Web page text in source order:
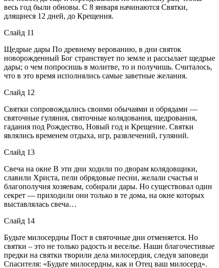
весь год были обновы. С 8 января начинаются Святки,
длящиеся 12 дней, до Крещения.
Слайд 11
Щедрые дары По древнему верованию, в дни святок
новорожденный Бог странствует по земле и рассылает щедрые
дары; о чем попросишь в молитве, то и получишь. Считалось,
что в это время исполнялись самые заветные желания.
Слайд 12
Святки сопровождались своими обычаями и обрядами —
святочные гуляния, святочные колядования, щедрования,
гадания под Рождество, Новый год и Крещение. Святки
являлись временем отдыха, игр, развлечений, гуляний.
Слайд 13
Свеча на окне В эти дни ходили по дворам колядовщики,
славили Христа, пели обрядовые песни, желали счастья и
благополучия хозяевам, собирали дары. Но существовал один
секрет — приходили они только в те дома, на окне которых
выставлялась свеча…
Слайд 14
Будьте милосердны Пост в святочные дни отменяется. Но
святки – это не только радость и веселье. Наши благочестивые
предки на святки творили дела милосердия, следуя заповеди
Спасителя: «Будьте милосердны, как и Отец ваш милосерд».